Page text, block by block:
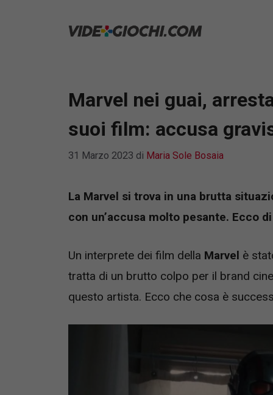
Marvel nei guai,
suoi film: accusa
31 Marzo 2023 di Maria Sole Bosaia
La Marvel si trova in una brutta
con un’accusa molto pesante. Ecco
Un interprete dei film della Marvel è
tratta di un brutto colpo per il brand
questo artista. Ecco che cosa è